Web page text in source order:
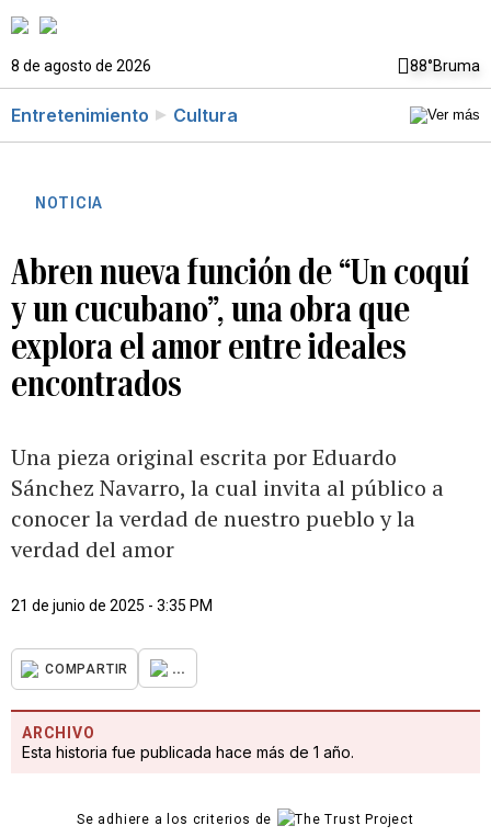
8 de agosto de 2026 88°Bruma
Entretenimiento Cultura
NOTICIA
Abren nueva función de “Un coquí
y un cucubano”, una obra que
explora el amor entre ideales
encontrados
Una pieza original escrita por Eduardo
Sánchez Navarro, la cual invita al público a
conocer la verdad de nuestro pueblo y la
verdad del amor
21 de junio de 2025 - 3:35 PM
COMPARTIR ...
ARCHIVO
Esta historia fue publicada hace más de 1 año.
Se adhiere a los criterios de